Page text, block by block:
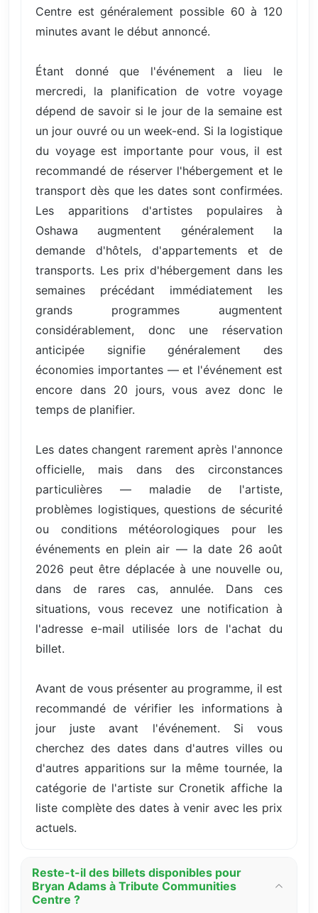
Centre est généralement possible 60 à 120
minutes avant le début annoncé.
Étant donné que l'événement a lieu le
mercredi, la planification de votre voyage
dépend de savoir si le jour de la semaine est
un jour ouvré ou un week-end. Si la logistique
du voyage est importante pour vous, il est
recommandé de réserver l'hébergement et le
transport dès que les dates sont confirmées.
Les apparitions d'artistes populaires à
Oshawa augmentent généralement la
demande d'hôtels, d'appartements et de
transports. Les prix d'hébergement dans les
semaines précédant immédiatement les
grands programmes augmentent
considérablement, donc une réservation
anticipée signifie généralement des
économies importantes — et l'événement est
encore dans 20 jours, vous avez donc le
temps de planifier.
Les dates changent rarement après l'annonce
officielle, mais dans des circonstances
particulières — maladie de l'artiste,
problèmes logistiques, questions de sécurité
ou conditions météorologiques pour les
événements en plein air — la date 26 août
2026 peut être déplacée à une nouvelle ou,
dans de rares cas, annulée. Dans ces
situations, vous recevez une notification à
l'adresse e-mail utilisée lors de l'achat du
billet.
Avant de vous présenter au programme, il est
recommandé de vérifier les informations à
jour juste avant l'événement. Si vous
cherchez des dates dans d'autres villes ou
d'autres apparitions sur la même tournée, la
catégorie de l'artiste sur Cronetik affiche la
liste complète des dates à venir avec les prix
actuels.
Reste-t-il des billets disponibles pour
Bryan Adams à Tribute Communities
Centre ?